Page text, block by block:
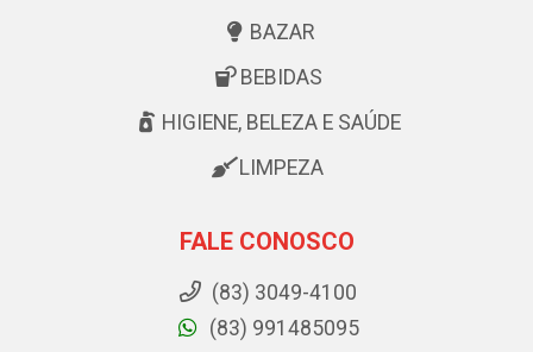
BAZAR
BEBIDAS
HIGIENE, BELEZA E SAÚDE
LIMPEZA
FALE CONOSCO
(83) 3049-4100
(83) 991485095